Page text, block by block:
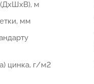
м
мм
цинка, г/м2